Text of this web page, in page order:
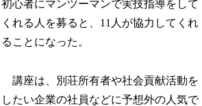
初心者にマンツーマンで実技指導をして
くれる人を募ると、11人が協力してくれ
ることになった。
講座は、別荘所有者や社会貢献活動を
したい企業の社員などに予想外の人気で